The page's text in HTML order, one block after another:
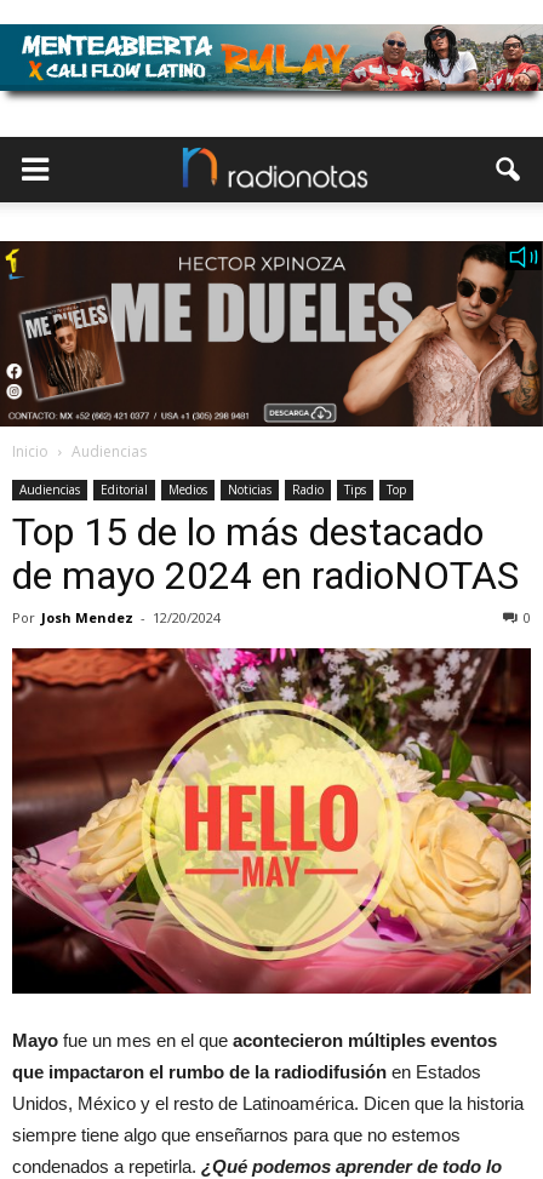
Inicio Audiencias
Audiencias Editorial Medios Noticias Radio Tips Top
Top 15 de lo más destacado
de mayo 2024 en radioNOTAS
Por Josh Mendez - 12/20/2024 0
Mayo fue un mes en el que acontecieron múltiples eventos
que impactaron el rumbo de la radiodifusión en Estados
Unidos, México y el resto de Latinoamérica. Dicen que la historia
siempre tiene algo que enseñarnos para que no estemos
condenados a repetirla. ¿Qué podemos aprender de todo lo